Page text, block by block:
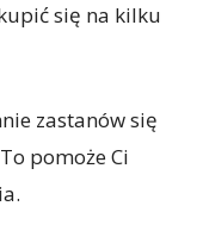
się na kilku
zastanów się
pomoże Ci